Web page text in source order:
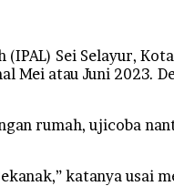
Sei Selayur,
atau Juni 2023.
rumah, ujicoba
katanya usai